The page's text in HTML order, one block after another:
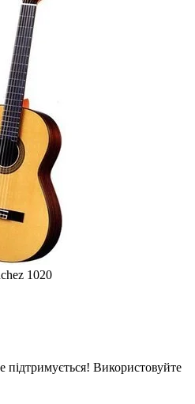
1020
підтримується! Використовуйте